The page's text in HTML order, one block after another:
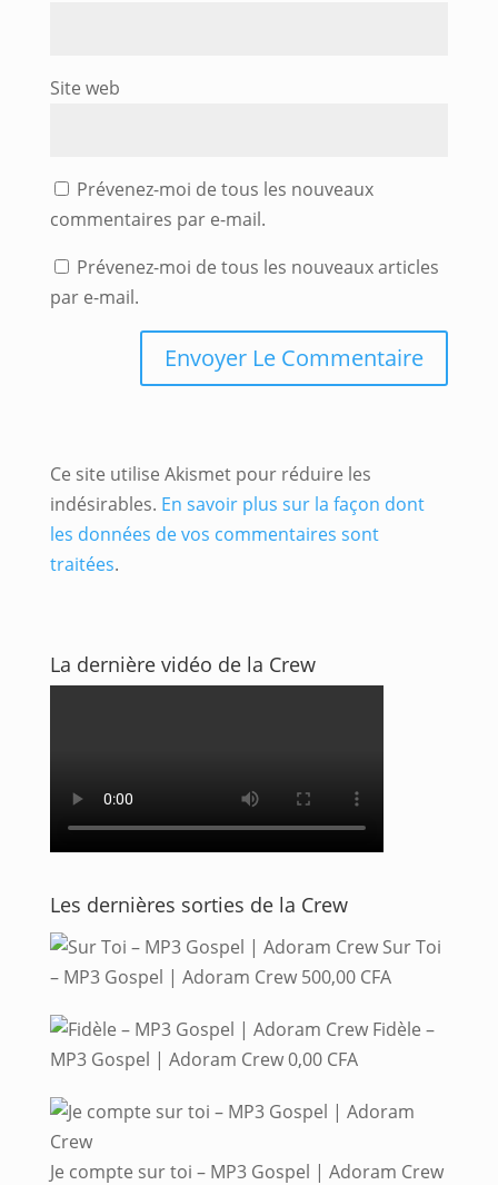
Site web
Prévenez-moi de tous les nouveaux
commentaires par e-mail.
Prévenez-moi de tous les nouveaux articles
par e-mail.
Ce site utilise Akismet pour réduire les
indésirables. En savoir plus sur la façon dont
les données de vos commentaires sont
traitées.
La dernière vidéo de la Crew
Les dernières sorties de la Crew
Sur Toi
– MP3 Gospel | Adoram Crew 500,00 CFA
Fidèle –
MP3 Gospel | Adoram Crew0,00 CFA
Je compte sur toi – MP3 Gospel | Adoram Crew